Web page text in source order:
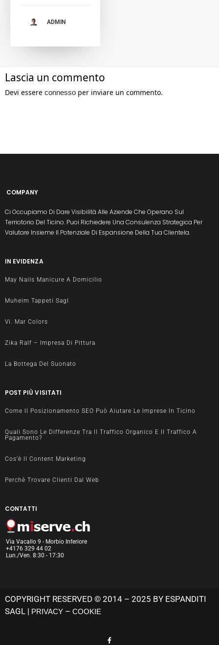
ADMIN
Lascia un commento
Devi essere connesso per inviare un commento.
COMPANY
Ci Occupiamo Di Dare Visibilità Alle Aziende Che Operano Sul
Terriotorio Del Ticino. Puoi Richiedere Una Consulenza Strategica Per
Valutare Insieme Il Potenziale Di Espansione Della Tua Clientela.
IN EVIDENZA
May Nails Manicure A Domicilio
Muheim Tappeti Sagl
Vi. Mar Colors
Zika Ralf – Impresa Di Pittura
La Bottega Del Suonato
POST PIÙ VISITATI
Come Il Posizionamento SEO Può Aiutare Le Imprese In Ticino
Quali Sono Le Differenze Tra Il Traffico Organico E Il Traffico A
Pagamento?
Cos’è Il Content Marketing
Perchè Trovare Clienti Dal Web
CONTATTI
Via Vacallo 9 - Morbio Inferiore
+4176 329 44 02
Lun./Ven. 8:30 - 17:30
COPYRIGHT RESERVED © 2014 – 2025 BY ESPANDITI
SAGL | PRIVACY – COOKIE